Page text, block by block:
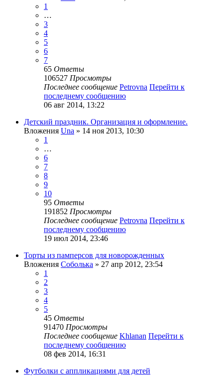
1
…
3
4
5
6
7
65 Ответы
106527 Просмотры
Последнее сообщение Petrovna Перейти к
последнему сообщению
06 авг 2014, 13:22
Детский праздник. Организация и оформление.
Вложения Una » 14 ноя 2013, 10:30
1
…
6
7
8
9
10
95 Ответы
191852 Просмотры
Последнее сообщение Petrovna Перейти к
последнему сообщению
19 июл 2014, 23:46
Торты из памперсов для новорожденных
Вложения Соболька » 27 апр 2012, 23:54
1
2
3
4
5
45 Ответы
91470 Просмотры
Последнее сообщение Khlanan Перейти к
последнему сообщению
08 фев 2014, 16:31
Футболки с аппликациями для детей